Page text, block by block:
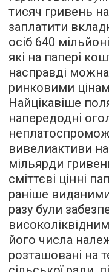
тисяч гривень
заплатити
осіб 640
які на папері
насправді можна
ринковими
Найцікавіше
напередодні
вивелиактиви
мільярди
сміттєві цінні
раніше
разу були
його числа
розташовані на